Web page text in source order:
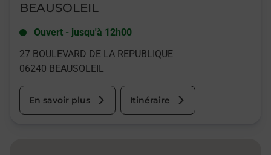
BEAUSOLEIL
Ouvert - jusqu'à 12h00
27 BOULEVARD DE LA REPUBLIQUE
06240 BEAUSOLEIL
En savoir plus Itinéraire